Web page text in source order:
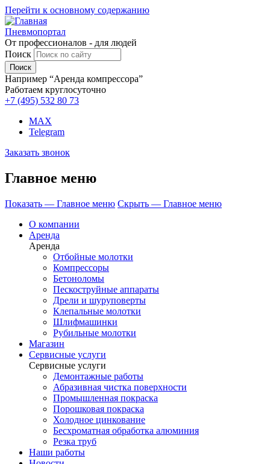
Перейти к основному содержанию
Пневмопортал
От профессионалов - для людей
Поиск
Например “Аренда компрессора”
Работаем круглосуточно
+7 (495) 532 80 73
MAX
Telegram
Заказать звонок
Главное меню
Показать — Главное меню Скрыть — Главное меню
О компании
Аренда
Аренда
Отбойные молотки
Компрессоры
Бетоноломы
Пескоструйные аппараты
Дрели и шуруповерты
Клепальные молотки
Шлифмашинки
Рубильные молотки
Магазин
Сервисные услуги
Сервисные услуги
Демонтажные работы
Абразивная чистка поверхности
Промышленная покраска
Порошковая покраска
Холодное цинкование
Бесхроматная обработка алюминия
Резка труб
Наши работы